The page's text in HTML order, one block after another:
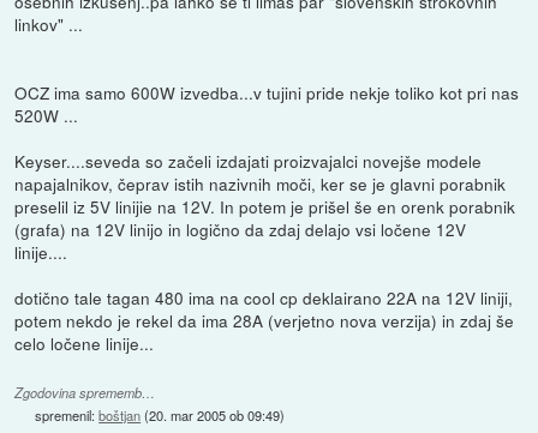
linkov" ...
OCZ ima samo 600W izvedba...v tujini pride nekje toliko kot pri nas
520W ...
Keyser....seveda so začeli izdajati proizvajalci novejše modele
napajalnikov, čeprav istih nazivnih moči, ker se je glavni porabnik
preselil iz 5V linijie na 12V. In potem je prišel še en orenk porabnik
(grafa) na 12V linijo in logično da zdaj delajo vsi ločene 12V
linije....
dotično tale tagan 480 ima na cool cp deklairano 22A na 12V liniji,
potem nekdo je rekel da ima 28A (verjetno nova verzija) in zdaj še
celo ločene linije...
Zgodovina sprememb…
spremenil:boštjan(20. mar 2005 ob 09:49)